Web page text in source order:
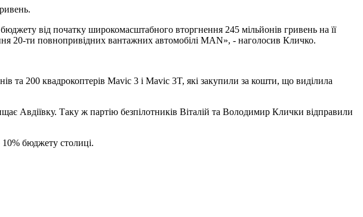
від початку широкомасштабного вторгнення 245 мільйонів гривень на її
20-ти повнопривідних вантажних автомобілі MAN», - наголосив Кличко.
та 200 квадрокоптерів Mavic 3 і Mavic 3T, які закупили за кошти, що виділила
Авдіївку. Таку ж партію безпілотників Віталій та Володимир Клички відправили
бюджету столиці.